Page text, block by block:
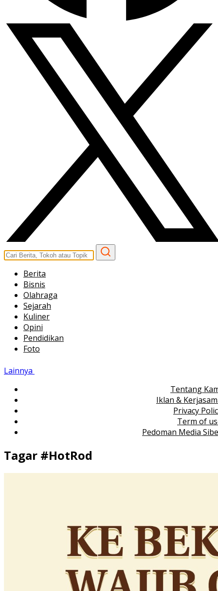
Berita
Bisnis
Olahraga
Sejarah
Kuliner
Opini
Pendidikan
Foto
Lainnya
Tentang
Iklan &
Privacy
Term of
Pedoman Media
Tagar #HotRod